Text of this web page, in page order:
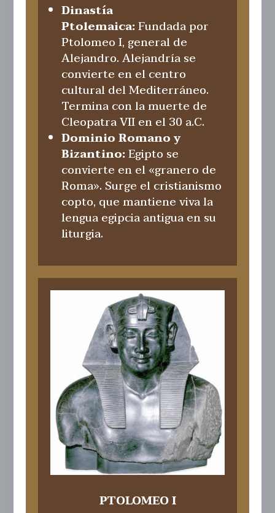
Dinastía
Ptolemaica:Fundada por
Ptolomeo I, general de
Alejandro. Alejandría se
convierte en el centro
cultural del Mediterráneo.
Termina con la muerte de
Cleopatra VII en el 30 a.C.
Dominio Romano y
Bizantino:Egipto se
convierte en el «granero de
Roma». Surge el cristianismo
copto, que mantiene viva la
lengua egipcia antigua en su
liturgia.
PTOLOMEO I